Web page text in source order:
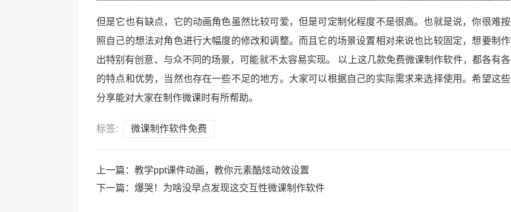
但是它也有缺点，它的动画角色虽然比较可爱，但是可定制化程度不是很高。也就是说，你很难按
照自己的想法对角色进行大幅度的修改和调整。而且它的场景设置相对来说也比较固定，想要制作
出特别有创意、与众不同的场景，可能就不太容易实现。 以上这几款免费微课制作软件，都各有各
的特点和优势，当然也存在一些不足的地方。大家可以根据自己的实际需求来选择使用。希望这些
分享能对大家在制作微课时有所帮助。
标签: 微课制作软件免费
上一篇： 教学ppt课件动画，教你元素酷炫动效设置
下一篇： 爆哭！为啥没早点发现这交互性微课制作软件